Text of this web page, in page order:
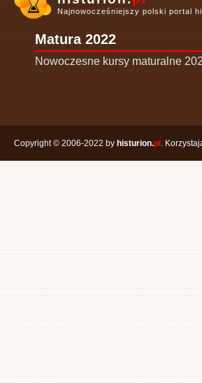
Najnowocześniejszy polski portal
Matura 2022
Nowoczesne kursy maturalne
Copyright © 2006-2022 by histurion.pl .